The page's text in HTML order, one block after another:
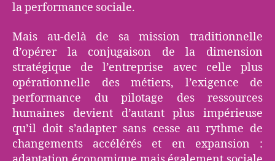
la performance sociale.
Mais au-delà de sa mission traditionnelle
d’opérer la conjugaison de la dimension
stratégique de l’entreprise avec celle plus
opérationnelle des métiers, l’exigence de
performance du pilotage des ressources
humaines devient d’autant plus impérieuse
qu’il doit s’adapter sans cesse au rythme de
changements accélérés et en expansion :